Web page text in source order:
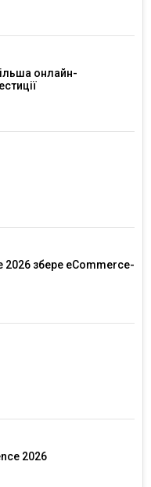
онлайн-
2026 збере eCommerce-
2026